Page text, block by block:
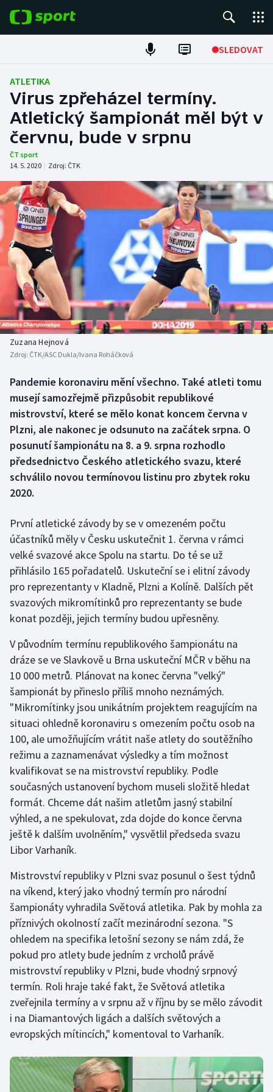
SLEDOVAT
Fotbal
Hokej
Tenis
Atletika
Cyklistika
DALŠÍ SPORTY
Americký fotbal
Baseball a softbal
Basketbal
Biatlon
Box
Curling
Dostihy
Florbal
Futsal
Golf
Gymnastika
Házená
Judo
Krasobruslení
Lezení
Lyže a snowboard
Moderní pětiboj
Motorsport
Olympijské hry
Plavání
Plážový volejbal
Ragby
Rychlobruslení
Rychlostní kanoistika
Short track
Sportovní střelba
NEPŘEHLÉDNĚTE
Soutěže
Historické návraty
Aplikace ČT sport
ATLETIKA
Virus zpřeházel termíny.
Atletický šampionát měl být v
červnu, bude v srpnu
ČT sport
14. 5. 2020 | Zdroj: ČTK
Zuzana Hejnová
Zdroj: ČTK/ASC Dukla/Ivana Roháčková
Pandemie koronaviru mění všechno. Také atleti tomu
musejí samozřejmě přizpůsobit republikové
mistrovství, které se mělo konat koncem června v
Plzni, ale nakonec je odsunuto na začátek srpna. O
posunutí šampionátu na 8. a 9. srpna rozhodlo
předsednictvo Českého atletického svazu, které
schválilo novou termínovou listinu pro zbytek roku
2020.
První atletické závody by se v omezeném počtu
účastníků měly v Česku uskutečnit 1. června v rámci
velké svazové akce Spolu na startu. Do té se už
přihlásilo 165 pořadatelů. Uskuteční se i elitní závody
pro reprezentanty v Kladně, Plzni a Kolíně. Dalších pět
svazových mikromítinků pro reprezentanty se bude
konat později, jejich termíny budou upřesněny.
V původním termínu republikového šampionátu na
dráze se ve Slavkově u Brna uskuteční MČR v běhu na
10 000 metrů. Plánovat na konec června "velký"
šampionát by přineslo příliš mnoho neznámých.
"Mikromítinky jsou unikátním projektem reagujícím na
situaci ohledně koronaviru s omezením počtu osob na
100, ale umožňujícím vrátit naše atlety do soutěžního
režimu a zaznamenávat výsledky a tím možnost
kvalifikovat se na mistrovství republiky. Podle
současných ustanovení bychom museli složitě hledat
formát. Chceme dát našim atletům jasný stabilní
výhled, a ne spekulovat, zda dojde do konce června
ještě k dalším uvolněním," vysvětlil předseda svazu
Libor Varhaník.
Mistrovství republiky v Plzni svaz posunul o šest týdnů
na víkend, který jako vhodný termín pro národní
šampionáty vyhradila Světová atletika. Pak by mohla za
příznivých okolností začít mezinárodní sezona. "S
ohledem na specifika letošní sezony se nám zdá, že
pokud pro atlety bude jedním z vrcholů právě
mistrovství republiky v Plzni, bude vhodný srpnový
termín. Roli hraje také fakt, že Světová atletika
zveřejnila termíny a v srpnu až v říjnu by se mělo závodit
i na Diamantových ligách a dalších světových a
evropských mítincích," komentoval to Varhaník.